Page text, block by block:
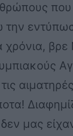
χρόνια,
μας είχαν